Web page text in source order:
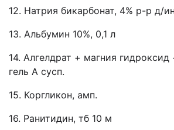
12. Натрия бикарбонат, 4% р-р д/
13. Альбумин 10%, 0,1 л
14. Алгелдрат + магния гидроксид
гель А сусп.
15. Коргликон, амп.
16. Ранитидин, тб 10 м